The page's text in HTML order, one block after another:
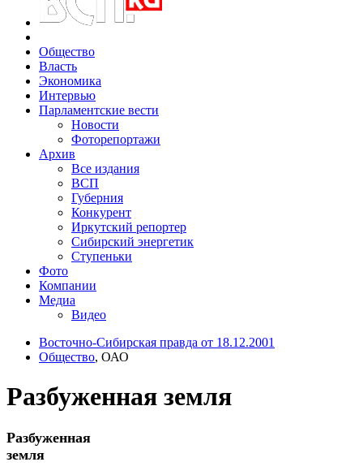
Общество
Власть
Экономика
Интервью
Парламентские вести
Новости
Фоторепортажи
Архив
Все издания
ВСП
Губерния
Конкурент
Иркутский репортер
Сибирский энергетик
Ступеньки
Фото
Компании
Медиа
Видео
Восточно-Сибирская правда от 18.12.2001
Общество, ОАО
Разбуженная земля
Разбуженная
земля